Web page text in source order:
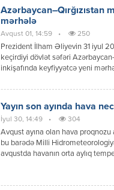
dialoqu […]
Azərbaycan–Qırğızıstan
mərhələ
Avqust 01, 14:59 • 250
Prezident İlham Əliyevin 31 iyul
keçirdiyi dövlət səfəri
inkişafında keyfiyyətcə yeni
sənədlər, qəbul edilən qərarlar
müttəfiqlik səviyyəsinə
“Müttəfiqlik münasibətləri […]
Yayın son ayında hava
İyul 30, 14:49 • 304
Avqust ayına olan hava proqnozu
bu barədə Milli
avqustda havanın orta aylıq
günlərində ölkə ərazisində əksər